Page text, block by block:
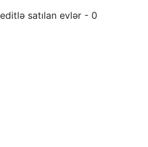
satılan evlər - 0